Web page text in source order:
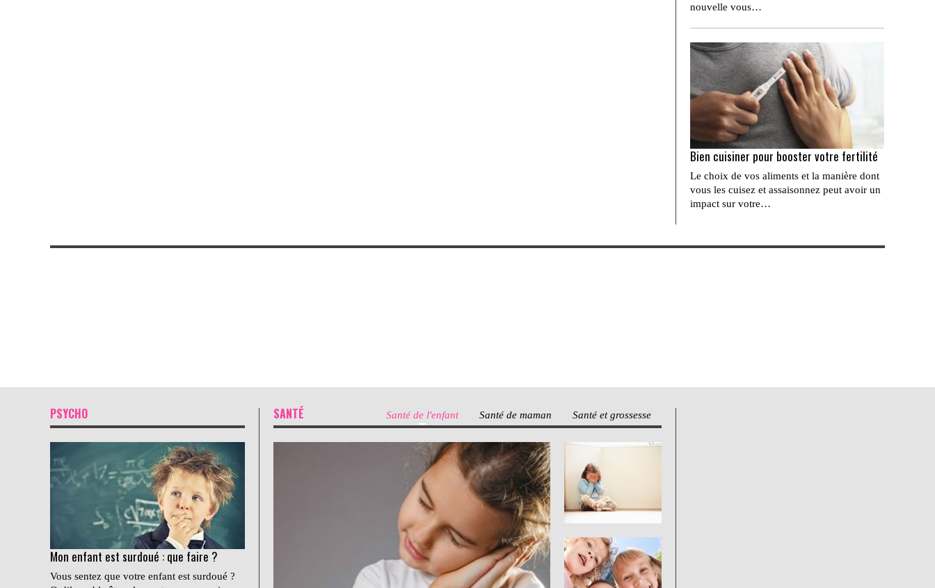
nouvelle vous…
Bien cuisiner pour booster votre fertilité
Le choix de vos aliments et la manière dont
vous les cuisez et assaisonnez peut avoir un
impact sur votre…
SANTÉ Santé de l'enfant Santé de maman Santé et grossesse
PSYCHO
Mon enfant est surdoué : que faire ?
Vous sentez que votre enfant est surdoué ?